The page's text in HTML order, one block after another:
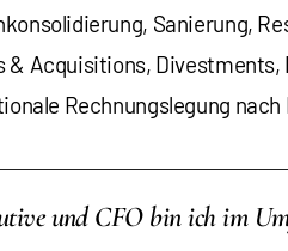
Sanierung,
& Acquisitions,
Rechnungslegung nach
und CFO bin ich im